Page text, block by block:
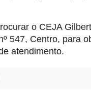
o CEJA
547, Centro, para
atendimento.